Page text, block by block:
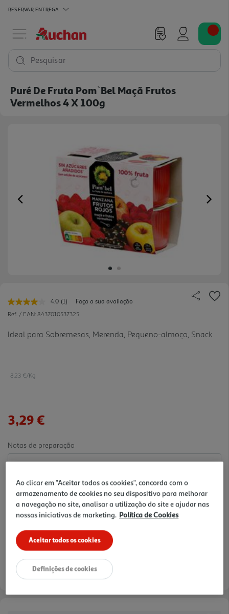
RESERVAR ENTREGA
Pesquisar
Puré De Fruta Pom`bel Maçã Frutos
Vermelhos 4 X 100g
Previous
4.0 Leu
uma
para
(1)
Faça a sua avaliação
Ref. / EAN: 8437010537325
Ideal para Sobremesas, Merenda, Pequeno-almoço, Snack
8.23 €/Kg
3,29 €
Notas de preparação
Ao clicar em "Aceitar todos os cookies", concorda com o
armazenamento de cookies no seu dispositivo para melhorar
a navegação no site, analisar a utilização do site e ajudar nas
nossas iniciativas de marketing. Política de Cookies
Aceitar todos os cookies
Definições de cookies